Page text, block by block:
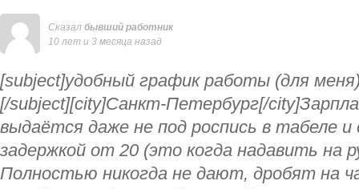
Сказал бывший работник
10 лет и 3 месяца назад
[subject]удобный график работы (для
[/subject][city]Санкт-Петербург[/
выдаётся даже не под роспись в табеле
задержкой от 20 (это когда надавить на
Полностью никогда не дают, дробят на